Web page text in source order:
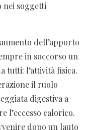
nei soggetti
dell’apporto
in soccorso un
tutti: l’attività fisica.
il ruolo
digestiva a
l’eccesso calorico.
dopo un lauto